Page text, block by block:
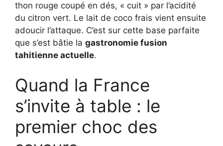
thon rouge coupé en dés, « cuit » par l’acidité
du citron vert. Le lait de coco frais vient ensuite
adoucir l’attaque. C’est sur cette base parfaite
que s’est bâtie la gastronomie fusion
tahitienne actuelle.
Quand la France
s’invite à table : le
premier choc des